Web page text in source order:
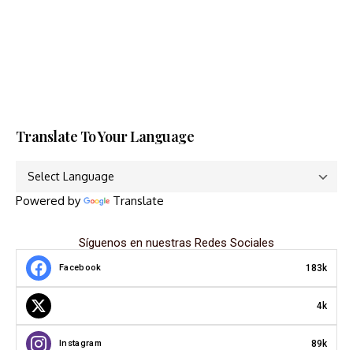
Translate To Your Language
Powered by Translate
Síguenos en nuestras Redes Sociales
Facebook 183k
4k
Instagram 89k